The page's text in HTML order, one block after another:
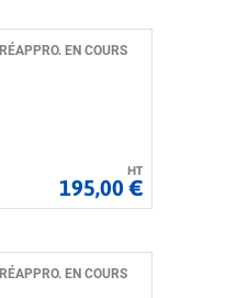
RÉAPPRO. EN COURS
HT
195,00 €
RÉAPPRO. EN COURS